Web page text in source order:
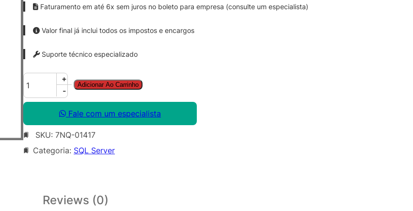
Faturamento em até 6x sem juros no boleto para empresa (consulte um especialista)
Valor final já inclui todos os impostos e encargos
Suporte técnico especializado
S
Q
L
v
r
S
+
-
Adicionar Ao Carrinho
Fale com um especialista
SKU: 7NQ-01417
Categoria: SQL Server
Reviews (0)